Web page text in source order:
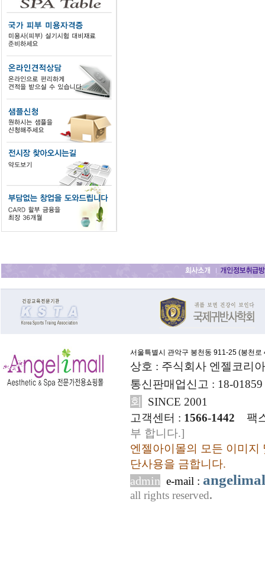
서울특별시 관악구 봉천동 911-25 (봉천로
상호 : 주식회사 엔젤코리
통신판매업신고 : 18-
회
SINCE 2001
고객센터 : 1566-1442
팩
부 합니다.]
엔젤아이몰의 모든 이미지
단사용을 금합니다.
admin e-mail :
all rights reserved.